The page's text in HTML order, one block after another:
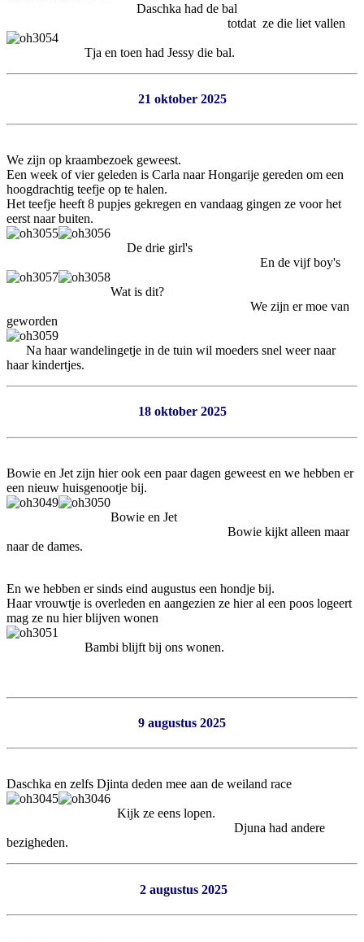
Daschka had de bal
totdat ze die liet vallen
Tja en toen had Jessy die bal.
21 oktober 2025
We zijn op kraambezoek geweest.
Een week of vier geleden is Carla naar Hongarije gereden om een
hoogdrachtig teefje op te halen.
Het teefje heeft 8 pupjes gekregen en vandaag gingen ze voor het
eerst naar buiten.
De drie girl's
En de vijf boy's
Wat is dit?
We zijn er moe van
geworden
Na haar wandelingetje in de tuin wil moeders snel weer naar
haar kindertjes.
18 oktober 2025
Bowie en Jet zijn hier ook een paar dagen geweest en we hebben er
een nieuw huisgenootje bij.
Bowie en Jet
Bowie kijkt alleen maar
naar de dames.
En we hebben er sinds eind augustus een hondje bij.
Haar vrouwtje is overleden en aangezien ze hier al een poos logeert
mag ze nu hier blijven wonen
Bambi blijft bij ons wonen.
9 augustus 2025
Daschka en zelfs Djinta deden mee aan de weiland race
Kijk ze eens lopen.
Djuna had andere
bezigheden.
2 augustus 2025